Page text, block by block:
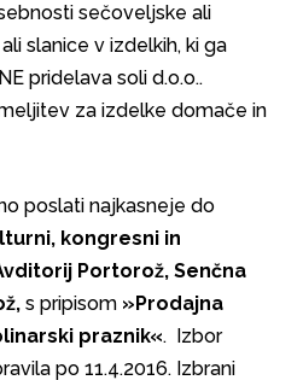
sečoveljske ali
slanice v izdelkih, ki ga
pridelava soli d.o.o..
za izdelke domače in
poslati najkasneje do
kongresni in
Portorož, Senčna
s pripisom »Prodajna
praznik«. Izbor
po 11.4.2016. Izbrani